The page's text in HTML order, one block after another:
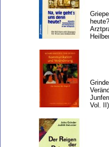
Vol.